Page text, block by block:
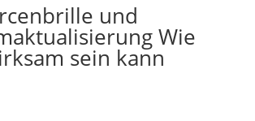
und
Wie
sein kann